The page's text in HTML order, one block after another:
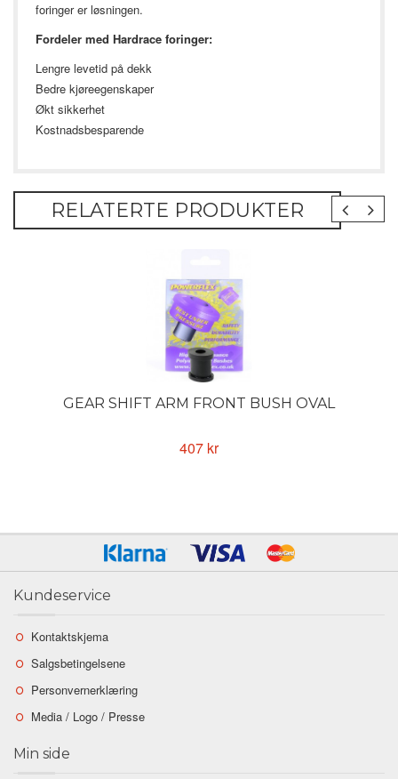
foringer er løsningen.
Fordeler med Hardrace foringer:
Lengre levetid på dekk
Bedre kjøreegenskaper
Økt sikkerhet
Kostnadsbesparende
RELATERTE PRODUKTER
GEAR SHIFT ARM FRONT BUSH OVAL
407 kr
Kundeservice
Kontaktskjema
Salgsbetingelsene
Personvernerklæring
Media / Logo / Presse
Min side